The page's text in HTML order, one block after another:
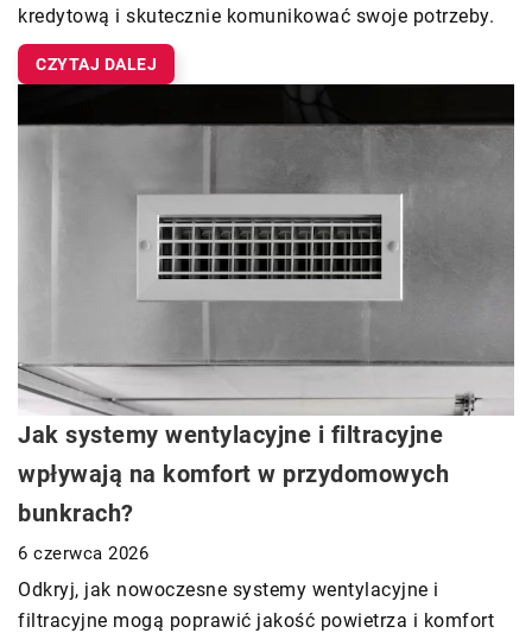
kredytową i skutecznie komunikować swoje potrzeby.
CZYTAJ DALEJ
Jak systemy wentylacyjne i filtracyjne
wpływają na komfort w przydomowych
bunkrach?
6 czerwca 2026
Odkryj, jak nowoczesne systemy wentylacyjne i
filtracyjne mogą poprawić jakość powietrza i komfort